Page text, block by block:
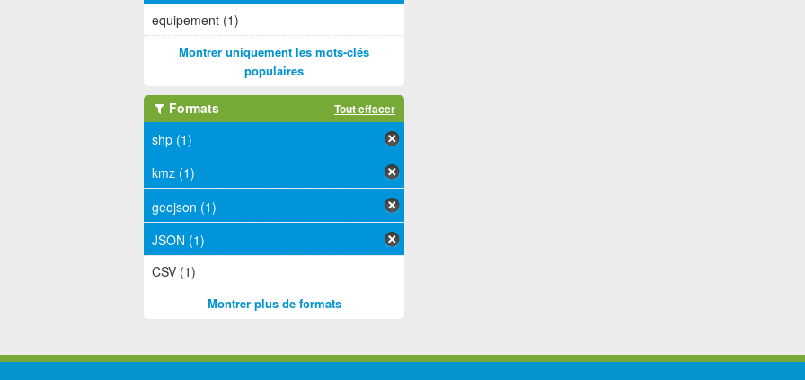
equipement (1)
Montrer uniquement les mots-clés
populaires
Formats Tout effacer
shp (1)
kmz (1)
geojson (1)
JSON (1)
CSV (1)
Montrer plus de formats